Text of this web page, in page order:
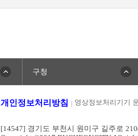
구청
개인정보처리방침 영상정보처리기기
[14547] 경기도 부천시 원미구 길주로